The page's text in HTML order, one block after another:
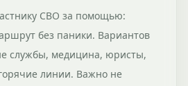
СВО за помощью:
без паники. Вариантов
службы, медицина, юристы,
линии. Важно не